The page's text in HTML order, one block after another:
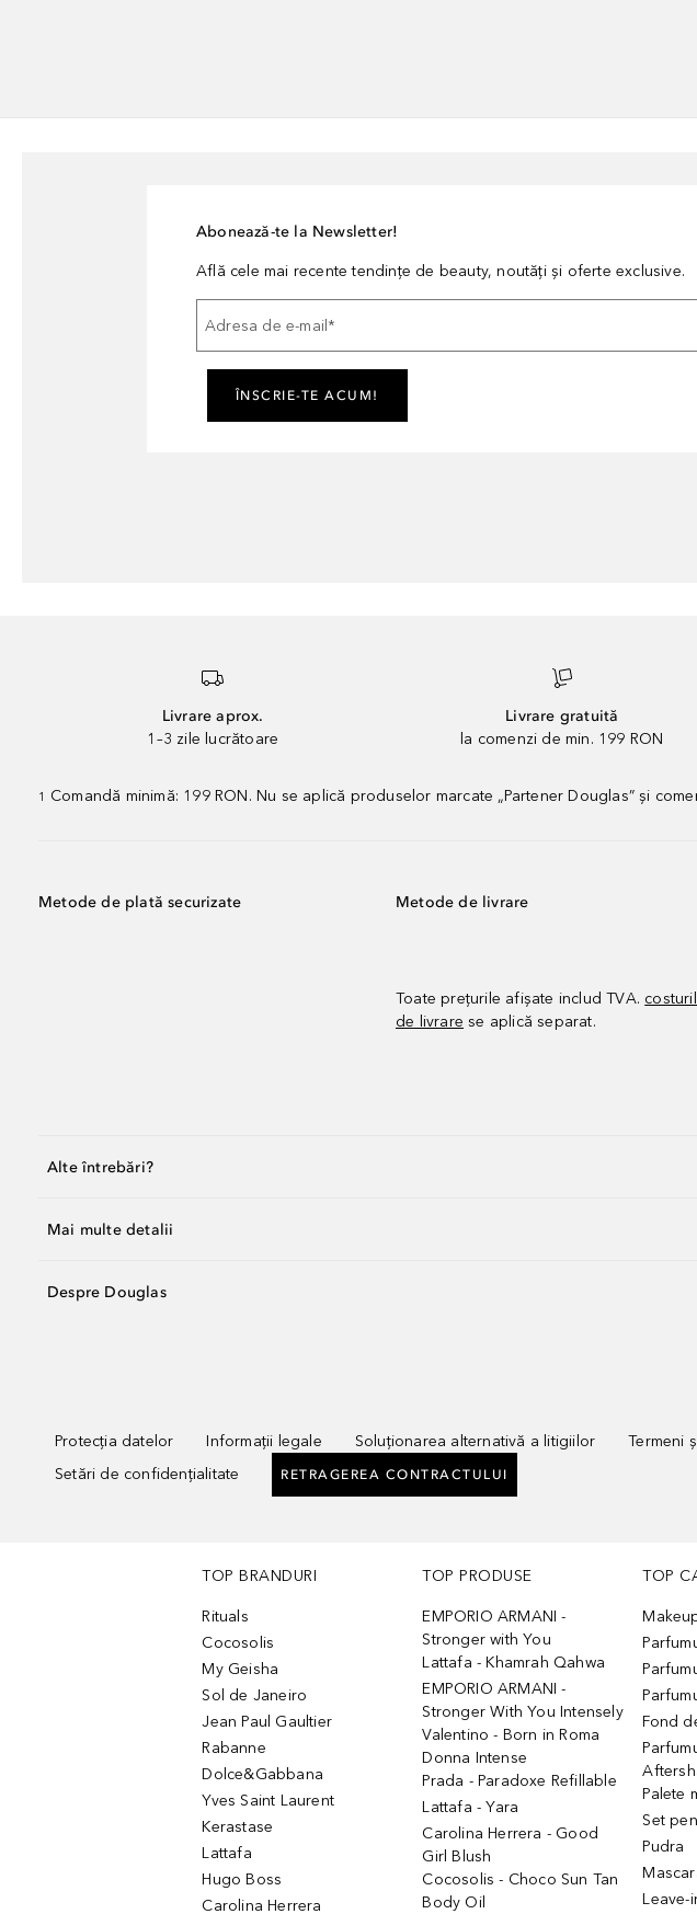
Abonează-te la Newsletter!
Află cele mai recente tendințe de beauty, noutăți și oferte exclusive.
Adresa de e-mail *
ÎNSCRIE-TE ACUM!
Livrare aprox.
1–3 zile lucrătoare
Livrare gratuită
la comenzi de min. 199 RON
1 Comandă minimă: 199 RON. Nu se aplică produselor marcate „Partener Douglas” și
Metode de plată securizate Metode de livrare
Toate prețurile afișate includ TVA.
de livrare se aplică separat.
Alte întrebări?
Mai multe detalii
Despre Douglas
Protecția datelor Informații legale Soluționarea alternativă a litigiilor
Termeni
Setări de confidențialitate
RETRAGEREA CONTRACTULUI
TOP BRANDURI
Rituals
Cocosolis
My Geisha
Sol de Janeiro
Jean Paul Gaultier
Rabanne
Dolce&Gabbana
Yves Saint Laurent
Kerastase
Lattafa
Hugo Boss
Carolina Herrera
TOP PRODUSE
EMPORIO ARMANI -
Stronger with You
Lattafa - Khamrah Qahwa
EMPORIO ARMANI -
Stronger With You Intensely
Valentino - Born in Roma
Donna Intense
Prada - Paradoxe Refillable
Lattafa - Yara
Carolina Herrera - Good
Girl Blush
Cocosolis - Choco Sun Tan
Body Oil
TOP
Fond
Palete
Set
Pudra
Leave-